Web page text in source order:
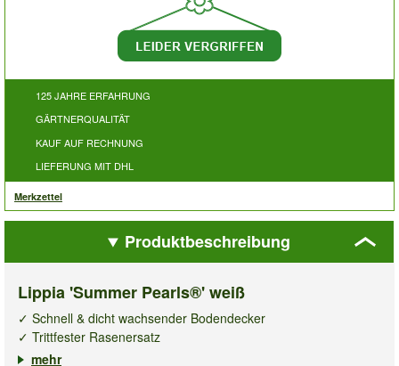
125 JAHRE ERFAHRUNG
GÄRTNERQUALITÄT
KAUF AUF RECHNUNG
LIEFERUNG MIT DHL
Merkzettel
Produktbeschreibung
Lippia 'Summer Pearls®' weiß
✓ Schnell & dicht wachsender Bodendecker
✓ Trittfester Rasenersatz
✓ Winterhart, mehrjährig & pflegeleicht
mehr